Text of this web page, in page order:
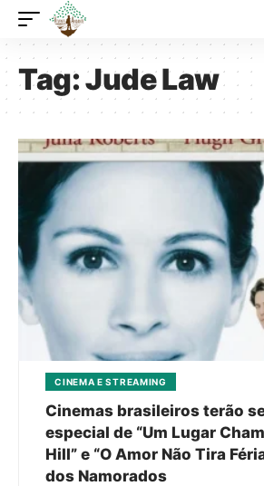
Tag:Jude Law
CINEMA E STREAMING
Cinemas brasileiros terão
especial de “Um Lugar
Hill” e “O Amor Não Tira
dos Namorados